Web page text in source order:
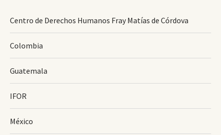
Centro de Derechos Humanos Fray Matías de Córdova
Colombia
Guatemala
IFOR
México